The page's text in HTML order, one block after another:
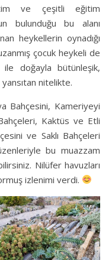
ve çeşitli eğitim
bulunduğu bu alanı
heykellerin oynadığı
çocuk heykeli de
doğayla bütünleşik,
nitelikte.
Bahçesini, Kameriyeyi
Kaktüs ve Etli
ve Saklı Bahçeleri
bu muazzam
Nilüfer havuzları
izlenimi verdi.